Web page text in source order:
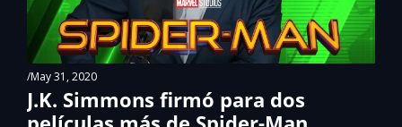
/May 31, 2020
J.K. Simmons firmó para dos